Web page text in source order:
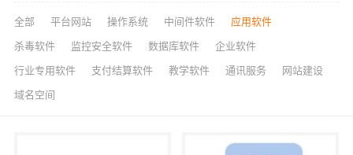
全部 平台网站 操作系统 中间件软件 应用软件
杀毒软件 监控安全软件 数据库软件 企业软件
行业专用软件 支付结算软件 教学软件 通讯服务 网站建设
域名空间